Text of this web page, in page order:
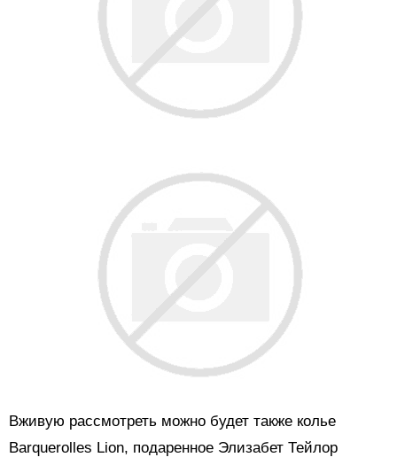
Вживую рассмотреть можно будет также колье
Barquerolles Lion, подаренное Элизабет Тейлор